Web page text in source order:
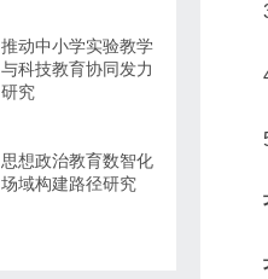
推动中小学实验教学
与科技教育协同发力
研究
思想政治教育数智化
场域构建路径研究